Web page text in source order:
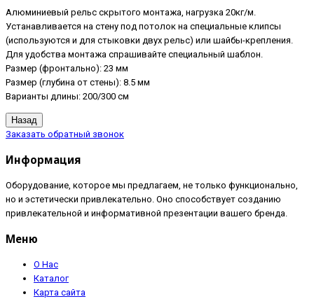
Алюминиевый рельс скрытого монтажа, нагрузка 20кг/м.
Устанавливается на стену под потолок на специальные клипсы
(используются и для стыковки двух рельс) или шайбы-крепления.
Для удобства монтажа спрашивайте специальный шаблон.
Размер (фронтально): 23 мм
Размер (глубина от стены): 8.5 мм
Варианты длины: 200/300 см
Заказать обратный звонок
Информация
Оборудование, которое мы предлагаем, не только функционально,
но и эстетически привлекательно. Оно способствует созданию
привлекательной и информативной презентации вашего бренда.
Меню
О Нас
Каталог
Карта сайта